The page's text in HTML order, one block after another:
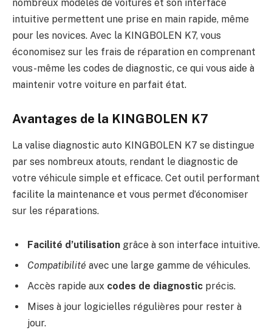
nombreux modèles de voitures et son interface
intuitive permettent une prise en main rapide, même
pour les novices. Avec la KINGBOLEN K7, vous
économisez sur les frais de réparation en comprenant
vous-même les codes de diagnostic, ce qui vous aide à
maintenir votre voiture en parfait état.
Avantages de la KINGBOLEN K7
La valise diagnostic auto KINGBOLEN K7 se distingue
par ses nombreux atouts, rendant le diagnostic de
votre véhicule simple et efficace. Cet outil performant
facilite la maintenance et vous permet d’économiser
sur les réparations.
Facilité d’utilisation grâce à son interface intuitive.
Compatibilité avec une large gamme de véhicules.
Accès rapide aux codes de diagnostic précis.
Mises à jour logicielles régulières pour rester à
jour.